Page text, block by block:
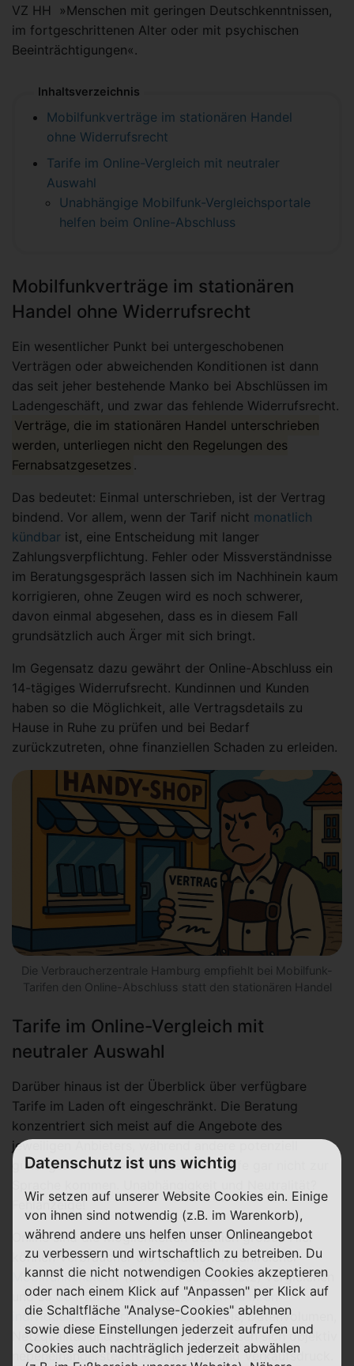
VZ HH »Menschen mit geringen Deutschkenntnissen,
im fortgeschrittenen Alter oder mit psychischen
Beeinträchtigungen«.
Inhaltsverzeichnis
Mobilfunkverträge im stationären Handel
ohne Widerrufsrecht
Tarife im Online-Vergleich mit neutraler
Auswahl
Unabhängige Mobilfunk-Vergleichsportale
helfen beim Online-Abschluss
Mobilfunkverträge im stationären
Handel ohne Widerrufsrecht
Ein wesentlicher Punkt bei untergeschobenen
Verträgen oder abweichenden Konditionen ist dann
das seit jeher bestehende Manko bei Abschlüssen im
Ladengeschäft, und zwar das fehlende Widerrufsrecht.
Verträge, die im stationären Handel unterschrieben
werden, unterliegen nicht den Regelungen des
Fernabsatzgesetzes .
Das bedeutet: Einmal unterschrieben, ist der Vertrag
bindend. Vor allem, wenn der Tarif nicht monatlich
kündbar ist, eine Entscheidung mit langer
Zahlungsverpflichtung. Fehler oder Missverständnisse
im Beratungsgespräch lassen sich im Nachhinein kaum
korrigieren, ohne Zeugen wird es noch schwerer,
davon einmal abgesehen, dass es in diesem Fall
grundsätzlich auch Ärger mit sich bringt.
Im Gegensatz dazu gewährt der Online-Abschluss ein
14-tägiges Widerrufsrecht. Kundinnen und Kunden
haben so die Möglichkeit, alle Vertragsdetails zu
Hause in Ruhe zu prüfen und bei Bedarf
zurückzutreten, ohne finanziellen Schaden zu erleiden.
Die Verbraucherzentrale Hamburg empfiehlt bei Mobilfunk-
Tarifen den Online-Abschluss statt den stationären Handel
Tarife im Online-Vergleich mit
neutraler Auswahl
Darüber hinaus ist der Überblick über verfügbare
Tarife im Laden oft eingeschränkt. Die Beratung
konzentriert sich meist auf die Angebote des
jeweiligen Anbieters, während andere potenziell
günstigere oder besser passende Tarife gar nicht zur
Fehlanzeige!
Online sind die Möglichkeiten deutlich größer. Hier
können Verbraucher die Konditionen zahlreicher
Mobilfunkanbieter (bspw. im selben Netz) vergleichen
und so den Tarif finden, der wirklich zu ihren
individuellen Bedürfnissen passt. Preis, Datenvolumen,
Netzqualität und Zusatzleistungen lassen sich objektiv
nebeneinanderstellen – ohne Zeit- und Verkaufsdruck.
Datenschutz ist uns wichtig
Wir setzen auf unserer Website Cookies ein. Einige
von ihnen sind notwendig (z.B. im Warenkorb),
während andere uns helfen unser Onlineangebot
zu verbessern und wirtschaftlich zu betreiben. Du
kannst die nicht notwendigen Cookies akzeptieren
oder nach einem Klick auf "Anpassen" per Klick auf
die Schaltfläche "Analyse-Cookies" ablehnen
sowie diese Einstellungen jederzeit aufrufen und
Cookies auch nachträglich jederzeit abwählen